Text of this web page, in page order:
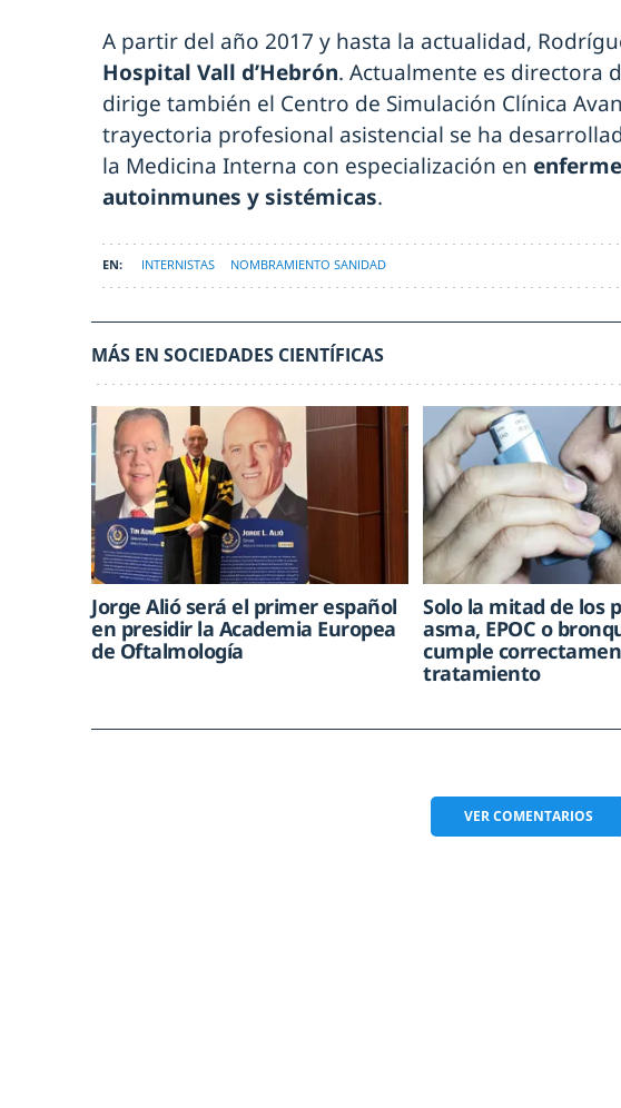
A partir del año 2017 y hasta la actualidad,
Hospital Vall d’Hebrón. Actualmente es directora
dirige también el Centro de Simulación Clínica
trayectoria profesional asistencial se ha
la Medicina Interna con especialización en
autoinmunes y sistémicas.
INTERNISTAS NOMBRAMIENTO SANIDAD
MÁS EN SOCIEDADES CIENTÍFICAS
Jorge Alió será el primer español
en presidir la Academia Europea
de Oftalmología
Solo la mitad de los
asma, EPOC o
cumple
tratamiento
VERCOMENTARIOS